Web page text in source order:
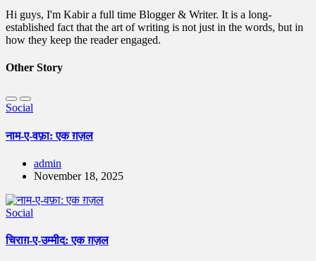
Hi guys, I'm Kabir a full time Blogger & Writer. It is a long-
established fact that the art of writing is not just in the words, but in
how they keep the reader engaged.
Other Story
Social
नाम-ए-वफ़ा: एक ग़ज़ल
admin
November 18, 2025
Social
चिराग़-ए-उम्मीद: एक ग़ज़ल